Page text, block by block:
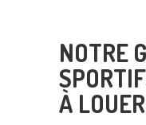
NOTRE
À LOUER